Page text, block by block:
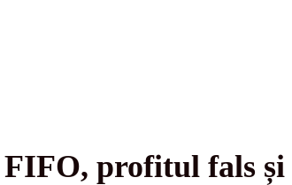
profitul fals și